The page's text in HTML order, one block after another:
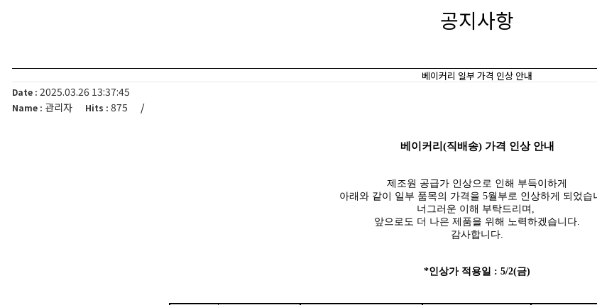
공지사항
베이커리 일부 가격 인상 안내
Date : 2025.03.26 13:37:45
Name : 관리자 Hits : 875 /
베이커리(직배송) 가격 인상 안내
제조원 공급가 인상으로 인해 부득이하게
아래와 같이 일부 품목의 가격을 5월부로 인상하게 되었습
너그러운 이해 부탁드리며,
앞으로도 더 나은 제품을 위해 노력하겠습니다.
감사합니다.
*인상가 적용일 : 5/2(금)